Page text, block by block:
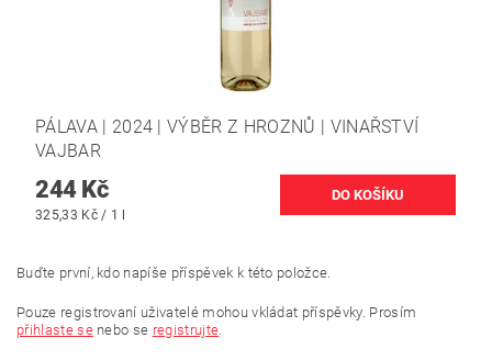
PÁLAVA | 2024 | VÝBĚR Z HROZNŮ | VINAŘSTVÍ
VAJBAR
244 Kč
325,33 Kč / 1 l
Buďte první, kdo napíše příspěvek k této položce.
Pouze registrovaní uživatelé mohou vkládat příspěvky. Prosím
přihlaste senebo se registrujte.